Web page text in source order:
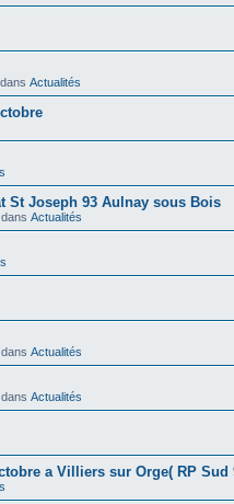
Actualités
St Joseph 93 Aulnay sous Bois
dansActualités
dansActualités
dansActualités
a Villiers sur Orge( RP Sud